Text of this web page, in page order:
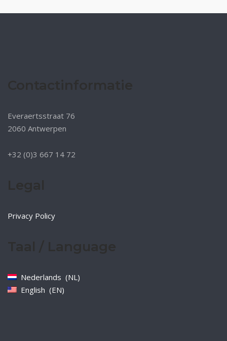
Everaertsstraat 76
2060 Antwerpen
+32 (0)3 667 14 72
Privacy Policy
Nederlands
NL
English
EN